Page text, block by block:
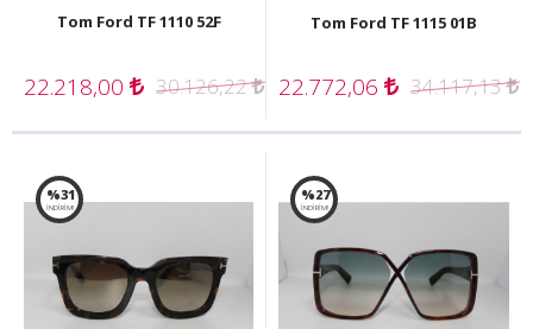
Tom Ford TF 1110 52F
22.218,00 30.126,22
Tom Ford TF 1115 01B
22.772,06 34.117,13
%31
İNDİRİM!
%27
İNDİRİM!